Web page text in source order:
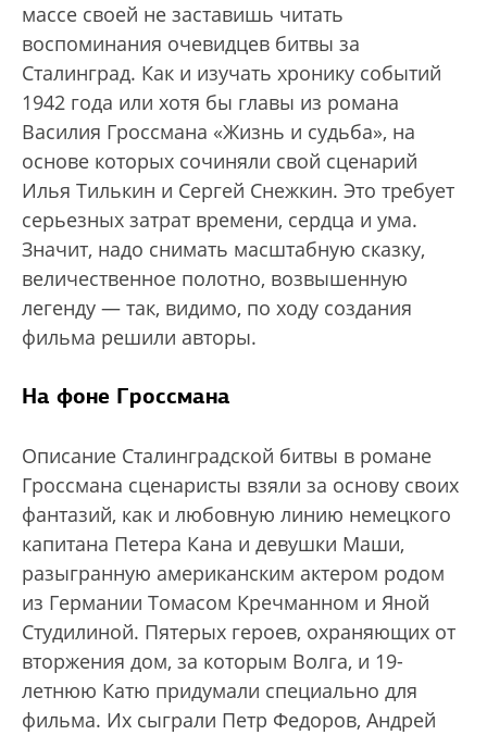
массе своей не заставишь читать
воспоминания очевидцев битвы за
Сталинград. Как и изучать хронику событий
1942 года или хотя бы главы из романа
Василия Гроссмана «Жизнь и судьба», на
основе которых сочиняли свой сценарий
Илья Тилькин и Сергей Снежкин. Это требует
серьезных затрат времени, сердца и ума.
Значит, надо снимать масштабную сказку,
величественное полотно, возвышенную
легенду — так, видимо, по ходу создания
фильма решили авторы.
На фоне Гроссмана
Описание Сталинградской битвы в романе
Гроссмана сценаристы взяли за основу своих
фантазий, как и любовную линию немецкого
капитана Петера Кана и девушки Маши,
разыгранную американским актером родом
из Германии Томасом Кречманном и Яной
Студилиной. Пятерых героев, охраняющих от
вторжения дом, за которым Волга, и 19-
летнюю Катю придумали специально для
фильма. Их сыграли Петр Федоров, Андрей